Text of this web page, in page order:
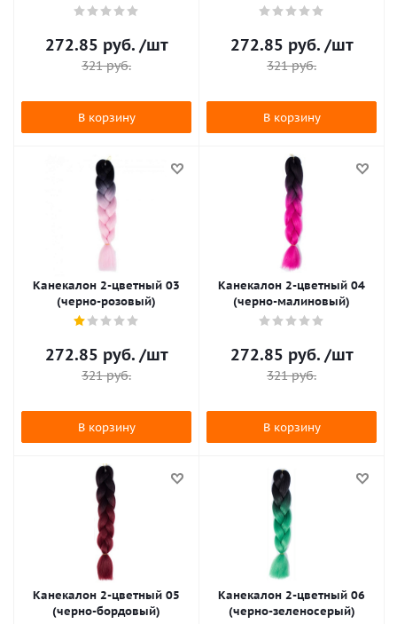
272.85 руб. /шт
321руб.
В корзину
272.85 руб. /шт
321руб.
В корзину
Канекалон 2-цветный 03
(черно-розовый)
272.85 руб. /шт
321руб.
В корзину
Канекалон 2-цветный 04
(черно-малиновый)
272.85 руб. /шт
321руб.
В корзину
Канекалон 2-цветный 05
(черно-бордовый)
Канекалон 2-цветный 06
(черно-зеленосерый)